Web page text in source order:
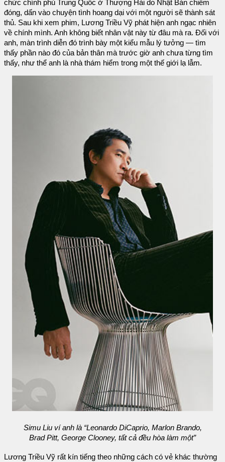
chức chính phủ Trung Quốc ở Thượng Hải do Nhật Bản chiếm
đóng, dấn vào chuyện tình hoang dại với một người sẽ thành sát
thủ. Sau khi xem phim, Lương Triều Vỹ phát hiện anh ngạc nhiên
về chính mình. Anh không biết nhân vật này từ đâu mà ra. Đối với
anh, màn trình diễn đó trình bày một kiểu mẫu lý tưởng — tìm
thấy phần nào đó của bản thân mà trước giờ anh chưa từng tìm
thấy, như thể anh là nhà thám hiểm trong một thế giới lạ lẫm.
Simu Liu ví anh là “Leonardo DiCaprio, Marlon Brando,
Brad Pitt, George Clooney, tất cả đều hòa làm một”
Lương Triều Vỹ rất kín tiếng theo những cách có vẻ khác thường